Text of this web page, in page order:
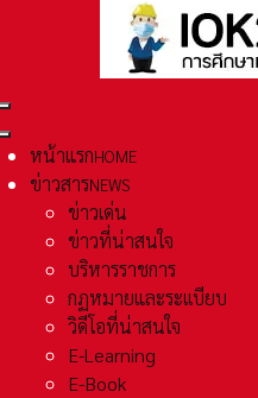
หน้าแรกHOME
ข่าวสารNEWS
ข่าวเด่น
ข่าวที่น่าสนใจ
บริหารราชการ
กฏหมายและระเเบียบ
วิดีโอที่น่าสนใจ
E-Learning
E-Book